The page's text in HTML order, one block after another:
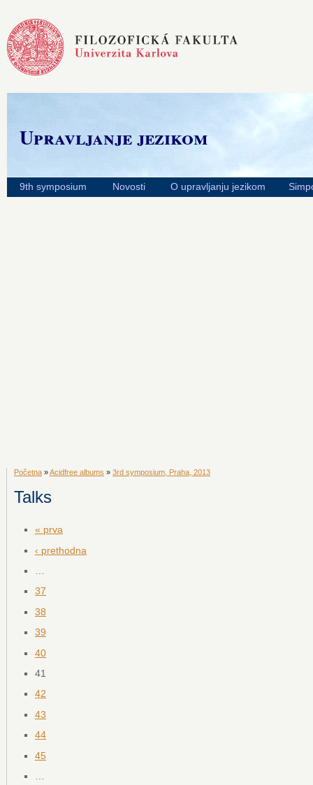
Upravljanje jezikom
9th symposium Novosti O upravljanju jezikom
Početna »Acidfree albums » 3rd symposium, Praha, 2013
Talks
« prva
‹ prethodna
37
38
39
40
41
42
43
44
45